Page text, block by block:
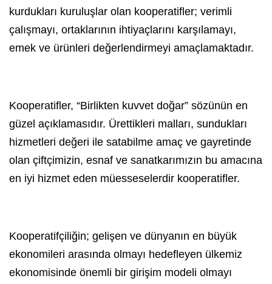
kurdukları kuruluşlar olan kooperatifler; verimli
çalışmayı, ortaklarının ihtiyaçlarını karşılamayı,
emek ve ürünleri değerlendirmeyi amaçlamaktadır.
Kooperatifler, “Birlikten kuvvet doğar” sözünün en
güzel açıklamasıdır. Ürettikleri malları, sundukları
hizmetleri değeri ile satabilme amaç ve gayretinde
olan çiftçimizin, esnaf ve sanatkarımızın bu amacına
en iyi hizmet eden müesseselerdir kooperatifler.
Kooperatifçiliğin; gelişen ve dünyanın en büyük
ekonomileri arasında olmayı hedefleyen ülkemiz
ekonomisinde önemli bir girişim modeli olmayı